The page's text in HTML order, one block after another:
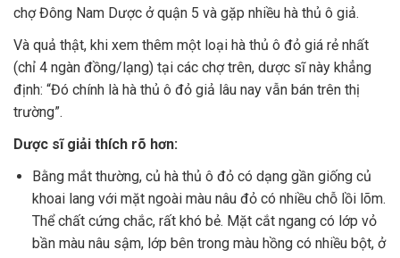
chợ Đông Nam Dược ở quận 5 và gặp nhiều hà thủ ô giả.
Và quả thật, khi xem thêm một loại hà thủ ô đỏ giá rẻ nhất
(chỉ 4 ngàn đồng/lạng) tại các chợ trên, dược sĩ này khẳng
định: “Đó chính là hà thủ ô đỏ giả lâu nay vẫn bán trên thị
trường”.
Dược sĩ giải thích rõ hơn:
Bằng mắt thường, củ hà thủ ô đỏ có dạng gần giống củ
khoai lang với mặt ngoài màu nâu đỏ có nhiều chỗ lồi lõm.
Thể chất cứng chắc, rất khó bẻ. Mặt cắt ngang có lớp vỏ
bần màu nâu sậm, lớp bên trong màu hồng có nhiều bột, ở